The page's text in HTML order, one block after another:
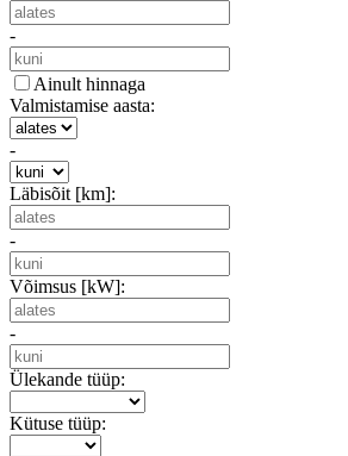
-
Ainult hinnaga
Valmistamise aasta:
-
Läbisõit [km]:
-
Võimsus [kW]:
-
Ülekande tüüp:
Kütuse tüüp: